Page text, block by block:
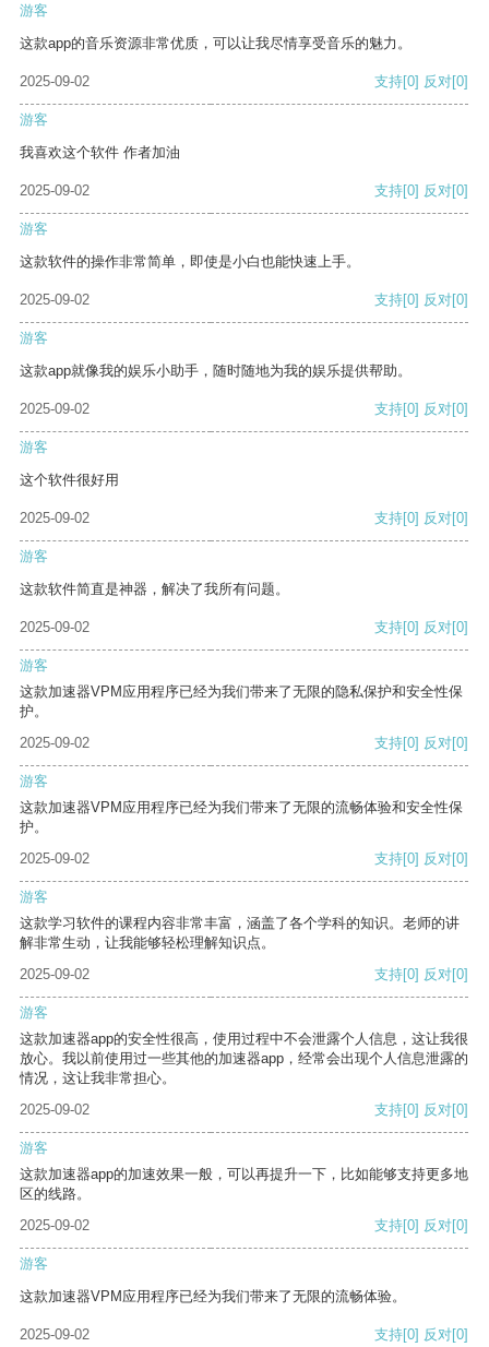
游客
这款app的音乐资源非常优质，可以让我尽情享受音乐的魅力。
2025-09-02 支持[0] 反对[0]
游客
我喜欢这个软件 作者加油
2025-09-02 支持[0] 反对[0]
游客
这款软件的操作非常简单，即使是小白也能快速上手。
2025-09-02 支持[0] 反对[0]
游客
这款app就像我的娱乐小助手，随时随地为我的娱乐提供帮助。
2025-09-02 支持[0] 反对[0]
游客
这个软件很好用
2025-09-02 支持[0] 反对[0]
游客
这款软件简直是神器，解决了我所有问题。
2025-09-02 支持[0] 反对[0]
游客
这款加速器VPM应用程序已经为我们带来了无限的隐私保护和安全性保
护。
2025-09-02
支持[0] 反对[0]
游客
这款加速器VPM应用程序已经为我们带来了无限的流畅体验和安全性保
护。
2025-09-02
支持[0] 反对[0]
游客
这款学习软件的课程内容非常丰富，涵盖了各个学科的知识。老师的讲
解非常生动，让我能够轻松理解知识点。
2025-09-02
支持[0] 反对[0]
游客
这款加速器app的安全性很高，使用过程中不会泄露个人信息，这让我很
放心。我以前使用过一些其他的加速器app，经常会出现个人信息泄露的
情况，这让我非常担心。
2025-09-02
支持[0] 反对[0]
游客
这款加速器app的加速效果一般，可以再提升一下，比如能够支持更多地
区的线路。
2025-09-02
支持[0] 反对[0]
游客
这款加速器VPM应用程序已经为我们带来了无限的流畅体验。
2025-09-02 支持[0] 反对[0]